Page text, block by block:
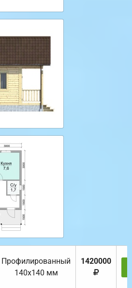
Профилированный
140х140 мм
1420000